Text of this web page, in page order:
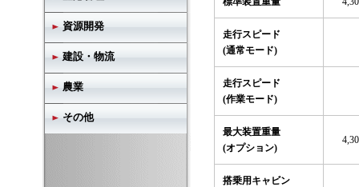
走行スピード
(通常モード)
走行スピード
(作業モード)
最大装置重量
(オプション)
搭乗用キャビン
資源開発
建設・物流
農業
その他